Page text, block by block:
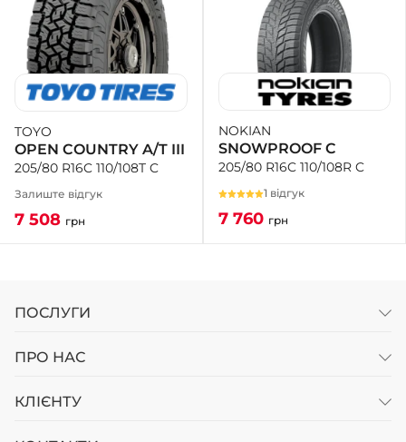
TOYO
OPEN COUNTRY A/T III
205/80 R16C 110/108T C
Залиште відгук
7 508 грн
NOKIAN
SNOWPROOF C
205/80 R16C 110/108R C
1 відгук
7 760 грн
ПОСЛУГИ
ПРО НАС
КЛІЄНТУ